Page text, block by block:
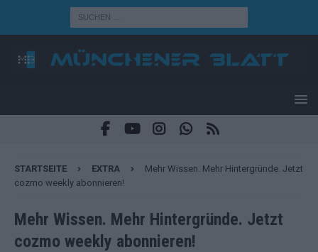
STARTSEITE EXTRA
Mehr Wissen. Mehr Hintergründe. Jetzt
cozmo weekly abonnieren!
Mehr Wissen. Mehr Hintergründe. Jetzt
cozmo weekly abonnieren!